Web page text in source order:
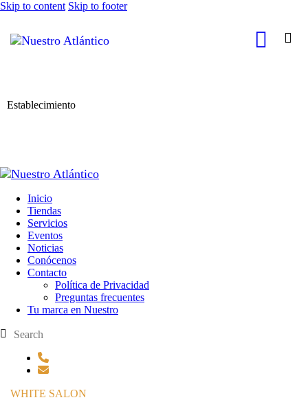
Skip to content Skip to footer
Establecimiento
Inicio
Tiendas
Servicios
Eventos
Noticias
Conócenos
Contacto
Política de Privacidad
Preguntas frecuentes
Tu marca en Nuestro
WHITE SALON